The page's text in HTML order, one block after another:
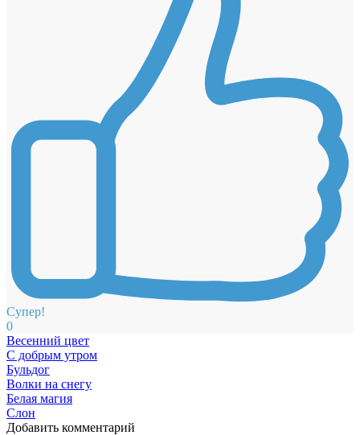
Супер!
0
Весенний цвет
С добрым утром
Бульдог
Волки на снегу
Белая магия
Слон
Добавить комментарий